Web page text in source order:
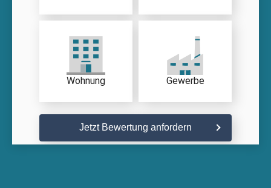
Wohnung Gewerbe
Jetzt Bewertung anfordern